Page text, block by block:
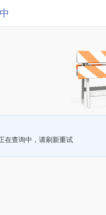
在查询中，请刷新重试